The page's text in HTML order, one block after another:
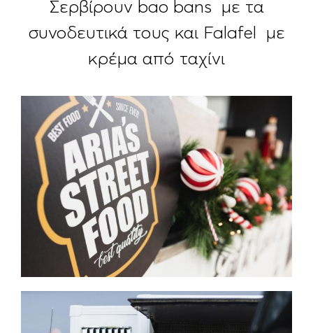
Σερβίρουν bao bans με τα
συνοδευτικά τους και Falafel με
κρέμα από ταχίνι